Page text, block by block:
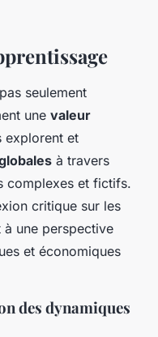
seulement
une valeur
explorent et
à travers
complexes et fictifs.
critique sur les
à une perspective
et économiques
des dynamiques